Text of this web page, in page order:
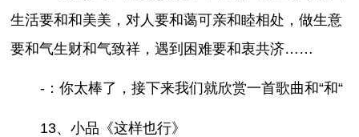
生活要和和美美，对人要和蔼可亲和睦相处，做生意
要和气生财和气致祥，遇到困难要和衷共济……
-：你太棒了，接下来我们就欣赏一首歌曲和“和“
13、小品《这样也行》